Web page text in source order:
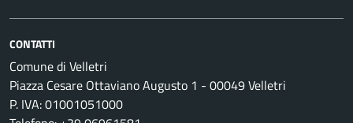
CONTATTI
Comune di Velletri
Piazza Cesare Ottaviano Augusto 1 - 00049 Velletri
P. IVA: 01001051000